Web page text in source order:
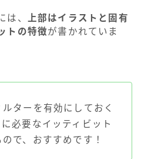
は、
上部はイラストと固有
トの特徴が書かれていま
ターを有効にしておく
必要なイッティビット
で、おすすめです！